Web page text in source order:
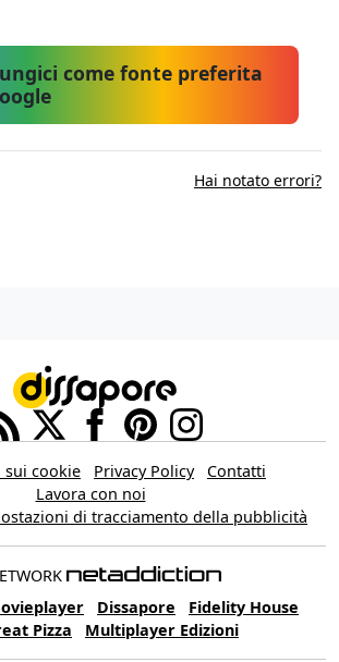
come fonte preferita
Hai notato errori?
cookie Privacy Policy
Contatti
Lavora con noi
di tracciamento della pubblicità
Dissapore
Fidelity House
Pizza
Multiplayer Edizioni